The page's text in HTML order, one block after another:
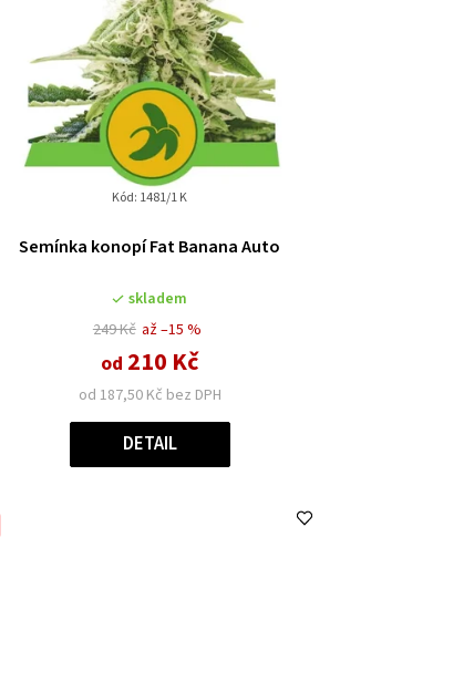
Semínka konopí Fat Banana Auto
skladem
249 Kč
od 187,50 Kč bez DPH
od 210 Kč
až –15 %
DETAIL
Kód: 1481/1 K